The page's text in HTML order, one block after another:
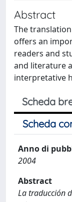
Abstract
The
offers an
readers and
and literature
interpretative
Scheda
Scheda
Anno di
2004
Abstract
La traducción